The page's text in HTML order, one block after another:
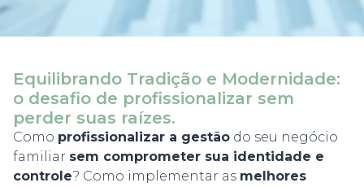
Equilibrando Tradição e Modernidade:
o desafio de profissionalizar sem
perder suas raízes.
Como profissionalizar a gestão do seu negócio
familiar sem comprometer sua identidade e
controle? Como implementar as melhores